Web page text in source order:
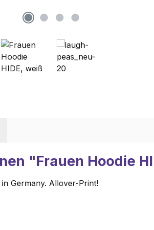
"Frauen Hoodie
Germany. Allover-Print!